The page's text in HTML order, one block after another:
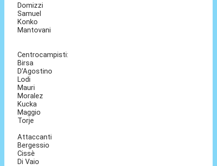
Domizzi
Samuel
Konko
Mantovani
Centrocampisti:
Birsa
D'Agostino
Lodi
Mauri
Moralez
Kucka
Maggio
Torje
Attaccanti
Bergessio
Cissè
Di Vaio